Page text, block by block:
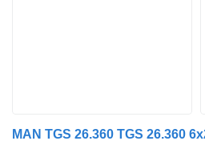
MAN TGS 26.360 TGS 26.360